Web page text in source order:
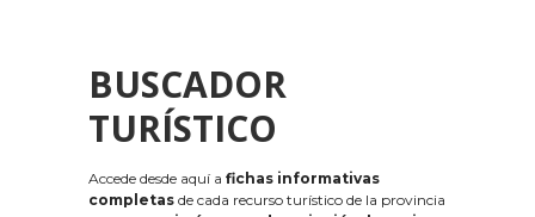
BUSCADOR
TURÍSTICO
Accede desde aquí a fichas informativas
completas de cada recurso turístico de la provincia